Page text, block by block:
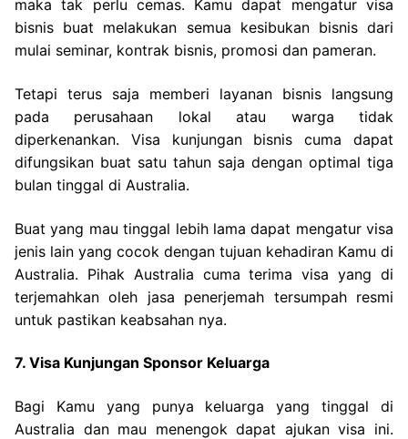
maka tak perlu cemas. Kamu dapat mengatur visa
bisnis buat melakukan semua kesibukan bisnis dari
mulai seminar, kontrak bisnis, promosi dan pameran.
Tetapi terus saja memberi layanan bisnis langsung
pada perusahaan lokal atau warga tidak
diperkenankan. Visa kunjungan bisnis cuma dapat
difungsikan buat satu tahun saja dengan optimal tiga
bulan tinggal di Australia.
Buat yang mau tinggal lebih lama dapat mengatur visa
jenis lain yang cocok dengan tujuan kehadiran Kamu di
Australia. Pihak Australia cuma terima visa yang di
terjemahkan oleh jasa penerjemah tersumpah resmi
untuk pastikan keabsahan nya.
7. Visa Kunjungan Sponsor Keluarga
Bagi Kamu yang punya keluarga yang tinggal di
Australia dan mau menengok dapat ajukan visa ini.